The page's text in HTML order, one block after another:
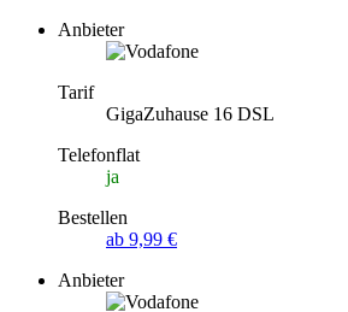
Anbieter
Tarif
GigaZuhause 16 DSL
Telefonflat
ja
Bestellen
ab 9,99 €
Anbieter